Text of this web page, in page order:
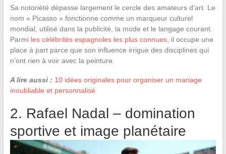
Sa notoriété dépasse largement le cercle des amateurs d’art. Le
nom « Picasso » fonctionne comme un marqueur culturel
mondial, utilisé dans la publicité, la mode et le langage courant.
Parmi les célébrités espagnoles les plus connues, il occupe une
place à part parce que son influence irrigue des disciplines qui
n’ont rien à voir avec la peinture.
A lire aussi : 10 idées originales pour organiser un mariage
inoubliable et personnalisé
2. Rafael Nadal – domination
sportive et image planétaire